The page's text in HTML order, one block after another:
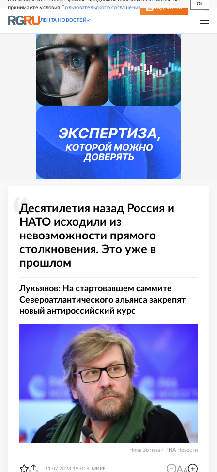
принимаете условия Пользовательского соглашения
OK
СВЕЖИЙ НОМЕР ПОДПИСКА
ЛЕНТА НОВОСТЕЙ
Десятилетия назад Россия и
НАТО исходили из
невозможности прямого
столкновения. Это уже в
прошлом
Лукьянов: На стартовавшем саммите
Североатлантического альянса закрепят
новый антироссийский курс
Нина Зотина / РИА Новости
11.07.2023 19:01 В МИРЕ